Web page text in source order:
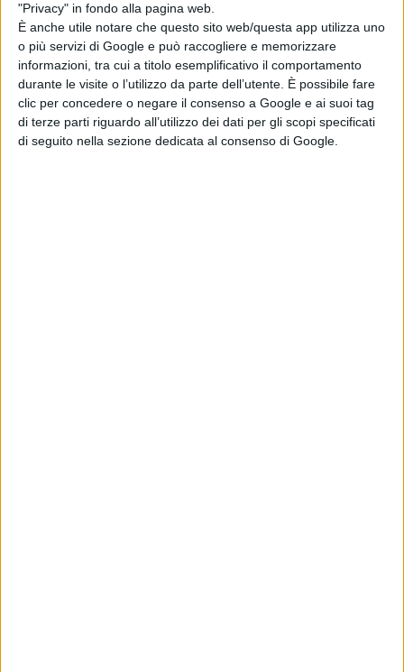
"Privacy" in fondo alla pagina web.
È anche utile notare che questo sito web/questa app utilizza uno
o più servizi di Google e può raccogliere e memorizzare
informazioni, tra cui a titolo esemplificativo il comportamento
durante le visite o l’utilizzo da parte dell’utente. È possibile fare
clic per concedere o negare il consenso a Google e ai suoi tag
di terze parti riguardo all’utilizzo dei dati per gli scopi specificati
di seguito nella sezione dedicata al consenso di Google.
The Batman 2 e
The Batman 3
non saranno girati
insieme
di Emanuela Giuliani